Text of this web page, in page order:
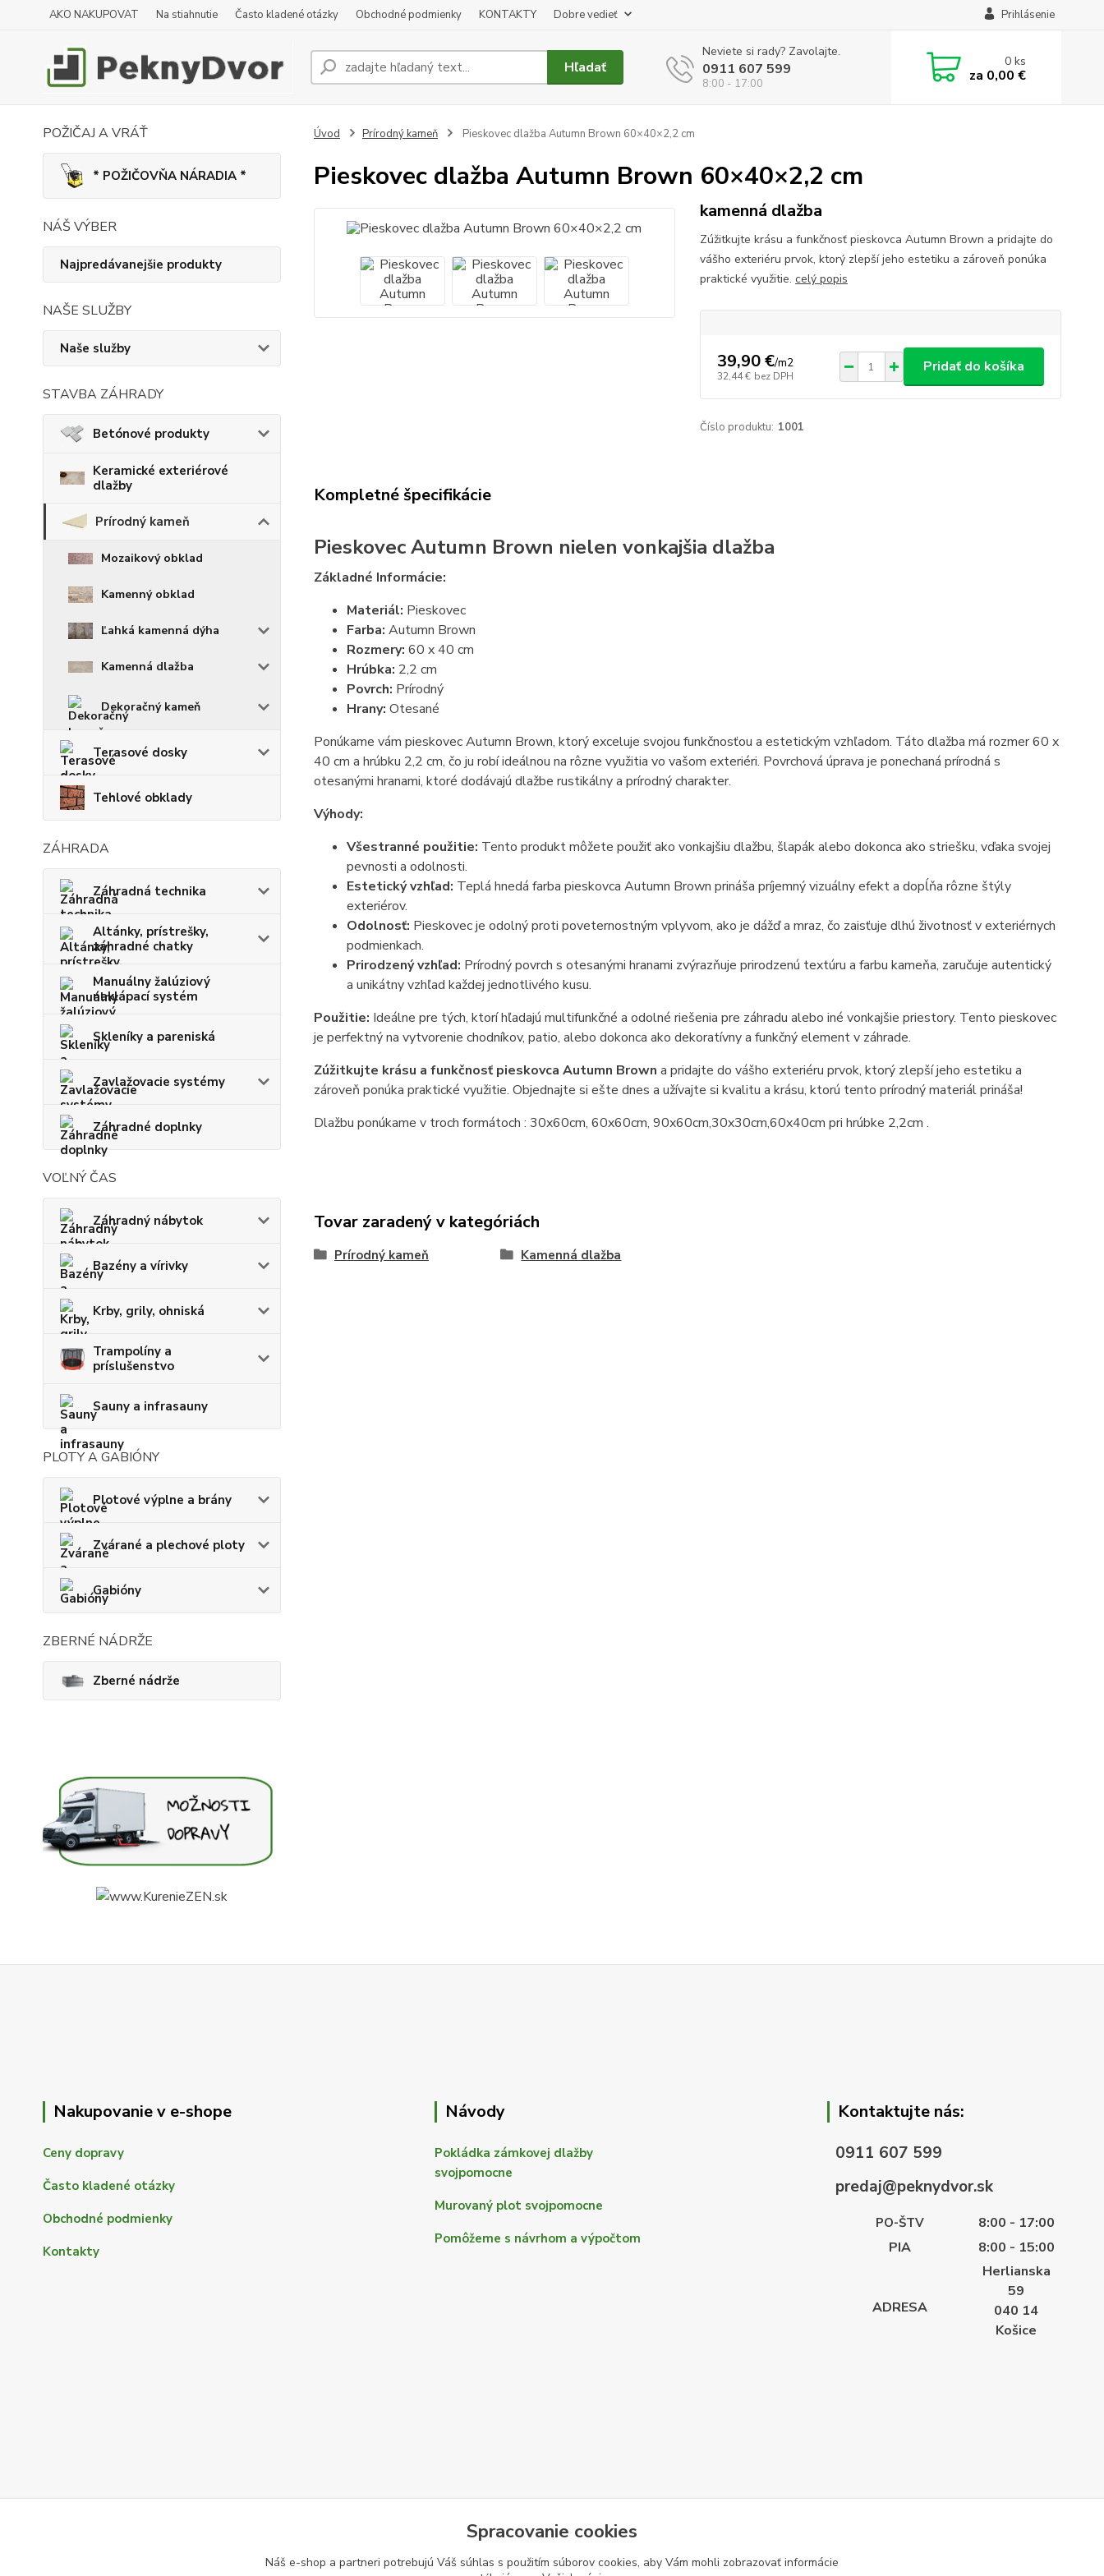
AKO NAKUPOVAT Na stiahnutie Často kladené otázky Obchodné podmienky KONTAKTY Dobre vedieť Prihlásenie
Hľadať
Neviete si rady? Zavolajte.
0911 607 599
8:00 - 17:00
0ks
za 0,00 €
POŽIČAJ A VRÁŤ
* POŽIČOVŇA NÁRADIA *
NÁŠ VÝBER
Najpredávanejšie produkty
NAŠE SLUŽBY
Naše služby
STAVBA ZÁHRADY
Betónové produkty
Keramické exteriérové
dlažby
Prírodný kameň
Mozaikový obklad
Kamenný obklad
Ľahká kamenná dýha
Kamenná dlažba
Dekoračný kameň
Terasové dosky
Tehlové obklady
ZÁHRADA
Záhradná technika
Altánky, prístrešky,
záhradné chatky
Manuálny žalúziový
naklápací systém
Skleníky a pareniská
Zavlažovacie systémy
Záhradné doplnky
VOĽNÝ ČAS
Záhradný nábytok
Bazény a vírivky
Krby, grily, ohniská
Trampolíny a
príslušenstvo
Sauny a infrasauny
PLOTY A GABIÓNY
Plotové výplne a brány
Zvárané a plechové ploty
Gabióny
ZBERNÉ NÁDRŽE
Zberné nádrže
Úvod Prírodný kameň Pieskovec dlažba Autumn Brown 60×40×2,2 cm
Pieskovec dlažba Autumn Brown 60×40×2,2 cm
kamenná dlažba
Zúžitkujte krásu a funkčnosť pieskovca Autumn Brown a pridajte do
vášho exteriéru prvok, ktorý zlepší jeho estetiku a zároveň ponúka
praktické využitie. celý popis
39,90 €/m2
32,44 € bez DPH
Pridať do košíka
Číslo produktu: 1001
Kompletné špecifikácie
Pieskovec Autumn Brown nielen vonkajšia dlažba
Základné Informácie:
Materiál: Pieskovec
Farba: Autumn Brown
Rozmery: 60 x 40 cm
Hrúbka: 2,2 cm
Povrch: Prírodný
Hrany: Otesané
Ponúkame vám pieskovec Autumn Brown, ktorý exceluje svojou funkčnosťou a estetickým vzhľadom. Táto dlažba má rozmer 60 x
40 cm a hrúbku 2,2 cm, čo ju robí ideálnou na rôzne využitia vo vašom exteriéri. Povrchová úprava je ponechaná prírodná s
otesanými hranami, ktoré dodávajú dlažbe rustikálny a prírodný charakter.
Výhody:
Všestranné použitie: Tento produkt môžete použiť ako vonkajšiu dlažbu, šlapák alebo dokonca ako striešku, vďaka svojej
pevnosti a odolnosti.
Estetický vzhľad: Teplá hnedá farba pieskovca Autumn Brown prináša príjemný vizuálny efekt a dopĺňa rôzne štýly
exteriérov.
Odolnosť: Pieskovec je odolný proti poveternostným vplyvom, ako je dážď a mraz, čo zaisťuje dlhú životnosť v exteriérnych
podmienkach.
Prirodzený vzhľad: Prírodný povrch s otesanými hranami zvýrazňuje prirodzenú textúru a farbu kameňa, zaručuje autentický
a unikátny vzhľad každej jednotlivého kusu.
Použitie: Ideálne pre tých, ktorí hľadajú multifunkčné a odolné riešenia pre záhradu alebo iné vonkajšie priestory. Tento pieskovec
je perfektný na vytvorenie chodníkov, patio, alebo dokonca ako dekoratívny a funkčný element v záhrade.
Zúžitkujte krásu a funkčnosť pieskovca Autumn Brown a pridajte do vášho exteriéru prvok, ktorý zlepší jeho estetiku a
zároveň ponúka praktické využitie. Objednajte si ešte dnes a užívajte si kvalitu a krásu, ktorú tento prírodný materiál prináša!
Dlažbu ponúkame v troch formátoch : 30x60cm, 60x60cm, 90x60cm,30x30cm,60x40cm pri hrúbke 2,2cm .
Tovar zaradený v kategóriách
Prírodný kameň Kamenná dlažba
Nakupovanie v e-shope
Ceny dopravy
Často kladené otázky
Obchodné podmienky
Kontakty
Návody
Pokládka zámkovej dlažby
svojpomocne
Murovaný plot svojpomocne
Pomôžeme s návrhom a výpočtom
Kontaktujte nás:
0911 607 599
predaj@peknydvor.sk
PO-ŠTV
8:00 - 17:00
PIA
8:00 - 15:00
ADRESA
Herlianska
59
040 14
Košice
Spracovanie cookies
Náš e-shop a partneri potrebujú Váš súhlas s použitím súborov cookies, aby Vám mohli zobrazovať informácie